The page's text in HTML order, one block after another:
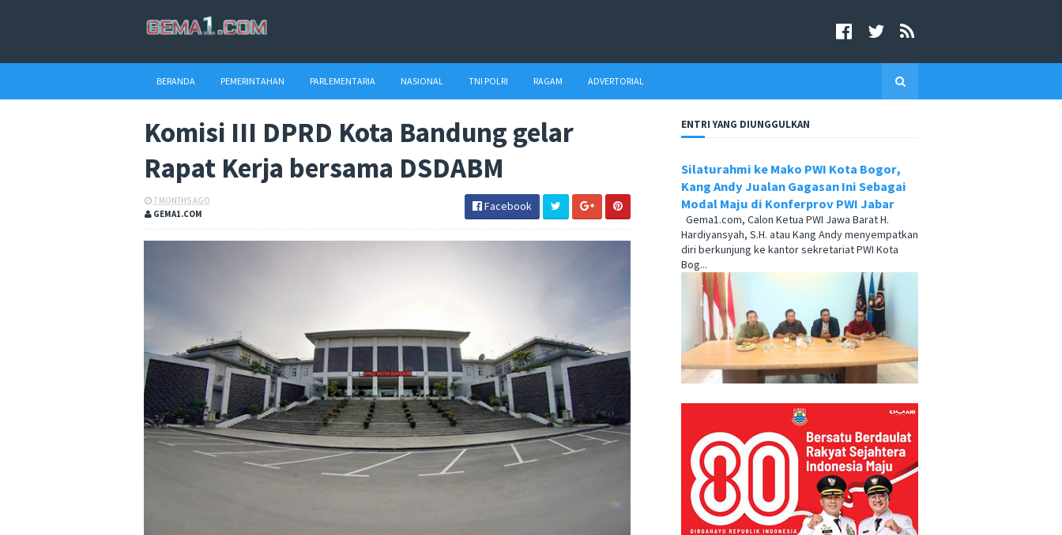
BERANDA PEMERINTAHAN PARLEMENTARIA NASIONAL TNI POLRI RAGAM ADVERTORIAL
Komisi III DPRD Kota Bandung gelar
Rapat Kerja bersama DSDABM
7 MONTHS AGO
GEMA1.COM
Facebook
ENTRI YANG DIUNGGULKAN
Silaturahmi ke Mako PWI Kota Bogor,
Kang Andy Jualan Gagasan Ini Sebagai
Modal Maju di Konferprov PWI Jabar
Gema1.com, Calon Ketua PWI Jawa Barat H.
Hardiyansyah, S.H. atau Kang Andy menyempatkan
diri berkunjung ke kantor sekretariat PWI Kota
Bog...